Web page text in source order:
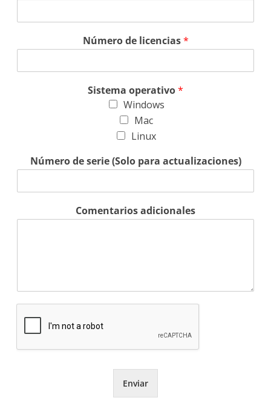
Número de licencias*
Sistema operativo*
Windows
Mac
Linux
Número de serie (Solo para actualizaciones)
Comentarios adicionales
Enviar